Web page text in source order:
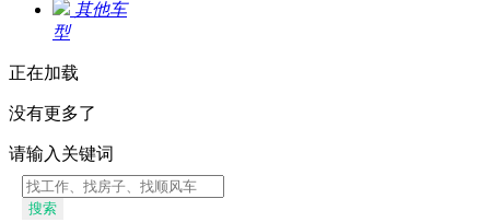
其他车
型
正在加载
没有更多了
请输入关键词
搜索